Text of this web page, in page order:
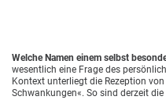
Welche Namen einem selbst
wesentlich eine Frage des
Kontext unterliegt die Rezeption
Schwankungen«. So sind derzeit